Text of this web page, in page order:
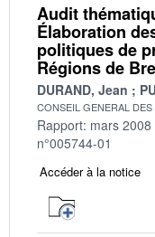
Audit
Élaboration
politiques de
Régions de
DURAND, Jean
CONSEIL GENERAL
Rapport: mars 2008
n°005744-01
Accéder à la notice